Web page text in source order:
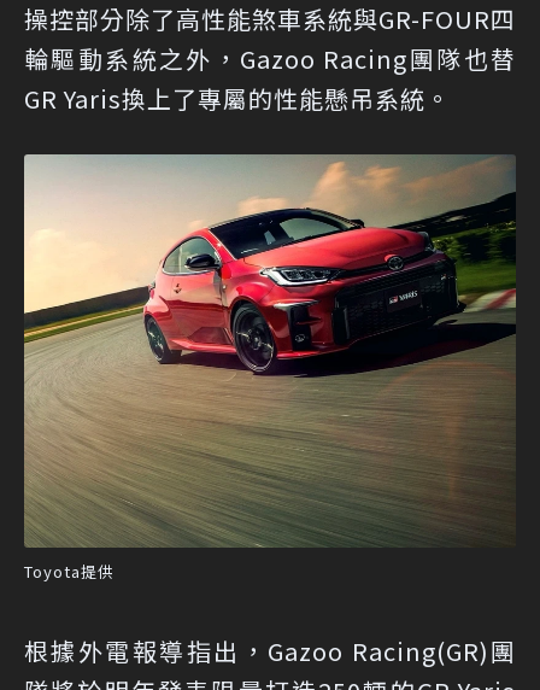
操控部分除了高性能煞車系統與GR-FOUR四
輪驅動系統之外，Gazoo Racing團隊也替
GR Yaris換上了專屬的性能懸吊系統。
Toyota提供
根據外電報導指出，Gazoo Racing(GR)團